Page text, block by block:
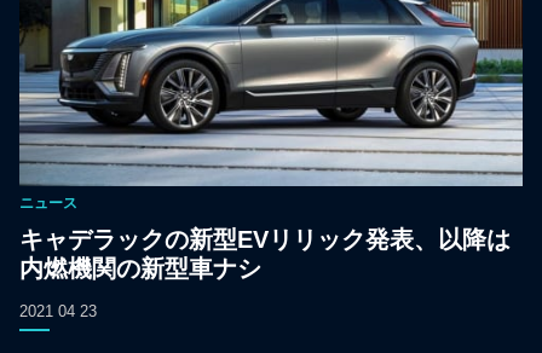
ニュース
キャデラックの新型EVリリック発表、以降は
内燃機関の新型車ナシ
2021 04 23